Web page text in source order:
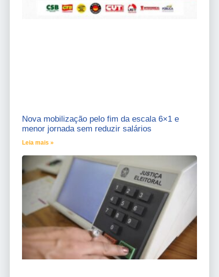
Nova mobilização pelo fim da escala 6×1 e
menor jornada sem reduzir salários
Leia mais »